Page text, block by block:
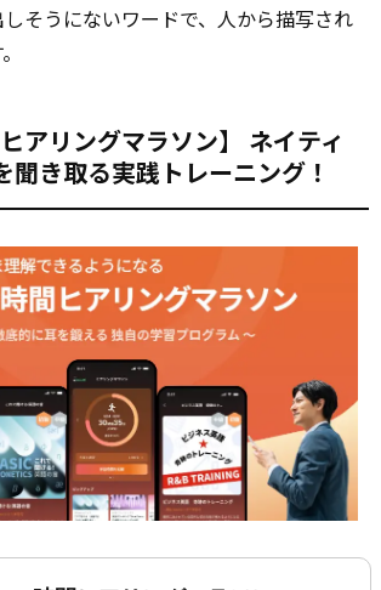
そうにないワードで、人から描写され
アリングマラソン】 ネイティ
聞き取る実践トレーニング！